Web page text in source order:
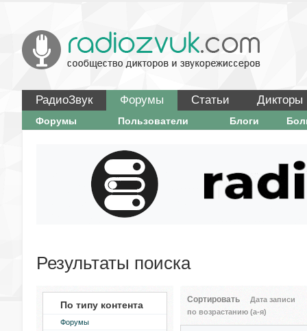
РадиоЗвук Форумы Статьи Дикторы
Форумы Пользователи Блоги
Результаты поиска
По типу контента
Форумы
Сортировать
Дата записи
по возрастанию (а-я)